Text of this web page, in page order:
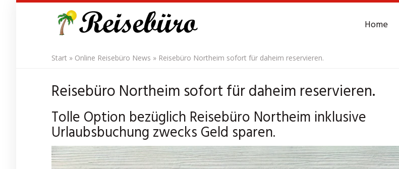
Home
Start » Online Reisebüro News » Reisebüro Northeim sofort für daheim reservieren.
Reisebüro Northeim sofort für daheim reservieren.
Tolle Option bezüglich Reisebüro Northeim inklusive
Urlaubsbuchung zwecks Geld sparen.